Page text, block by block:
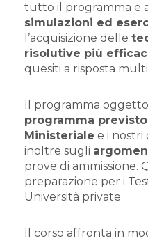
tutto il programma e
simulazioni ed
l’acquisizione delle
risolutive più
quesiti a risposta
Il programma
programma
Ministeriale e i nostri
inoltre sugli
prove di ammissione.
preparazione per i
Università private.
Il corso affronta in